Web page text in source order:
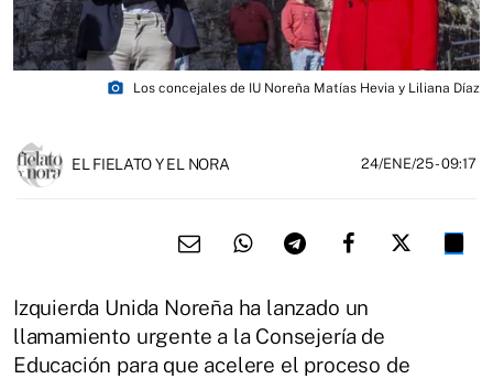
photo_camera Los concejales de IU Noreña Matías Hevia y Liliana Díaz
EL FIELATO Y EL NORA 24/ENE/25- 09:17
Izquierda Unida Noreña ha lanzado un
llamamiento urgente a la Consejería de
Educación para que acelere el proceso de